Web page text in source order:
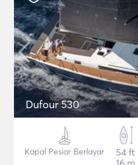
Dufour 530
Kapal Pesiar Berlayar
54 ft
16 m